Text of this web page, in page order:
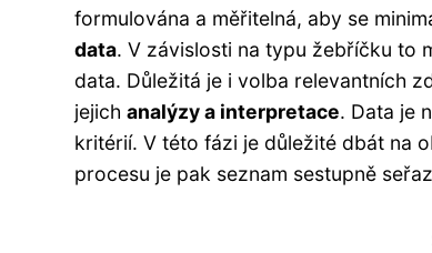
formulována a měřitelná, aby se
data. V závislosti na typu žebříčku to
data. Důležitá je i volba relevantních
jejich analýzy a interpretace. Data je
kritérií. V této fázi je důležité dbát na
procesu je pak seznam sestupně